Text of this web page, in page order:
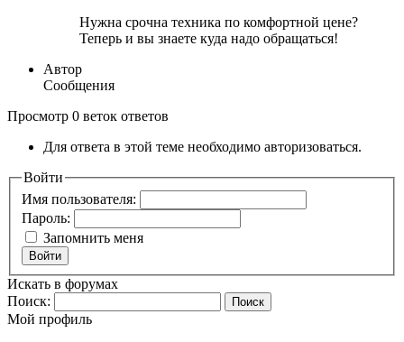
Нужна срочна техника по комфортной цене?
Теперь и вы знаете куда надо обращаться!
Автор
Сообщения
Просмотр 0 веток ответов
Для ответа в этой теме необходимо авторизоваться.
Войти
Имя пользователя:
Пароль:
Запомнить меня
Войти
Искать в форумах
Поиск:
Мой профиль